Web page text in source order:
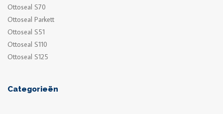
Ottoseal S70
Ottoseal Parkett
Ottoseal S51
Ottoseal S110
Ottoseal S125
Categorieën